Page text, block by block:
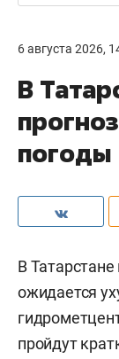
6 августа 2026,
В
погоды
В
ожидается
пройдут